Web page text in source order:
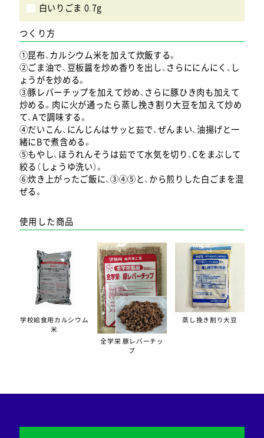
白いりごま 0.7g
つくり方
①昆布、カルシウム米を加えて炊飯する。
②ごま油で、豆板醤を炒め香りを出し、さらににんにく、し
ょうがを炒める。
③豚レバーチップを加えて炒め、さらに豚ひき肉も加えて
炒める。肉に火が通ったら蒸し挽き割り大豆を加えて炒め
て、Aで調味する。
④だいこん、にんじんはサッと茹で、ぜんまい、油揚げと一
緒にBで煮含める。
⑤もやし、ほうれんそうは茹でて水気を切り、Cをまぶして
絞る（しょうゆ洗い）。
⑥炊き上がったご飯に、③④⑤と、から煎りした白ごまを混
ぜる。
使用した商品
学校給食用カルシウム
米
全学栄 豚レバーチッ
プ
蒸し挽き割り大豆